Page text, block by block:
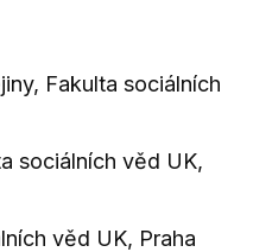
Fakulta sociálních
sociálních věd UK,
věd UK, Praha